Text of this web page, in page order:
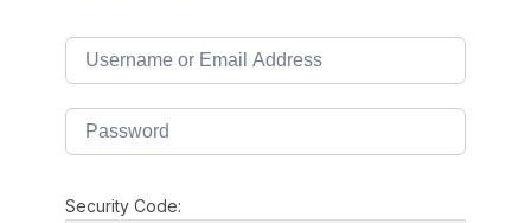
Security Code: